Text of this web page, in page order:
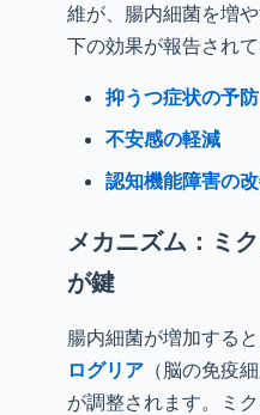
維が、腸内細菌を増
下の効果が報告されて
抑うつ症状の予防
不安感の軽減
認知機能障害の
メカニズム：ミ
が鍵
腸内細菌が増加する
ログリア （脳の免疫
が調整されます。ミ